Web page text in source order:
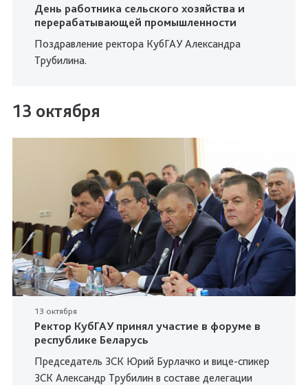
День работника сельского хозяйства и
перерабатывающей промышленности
Поздравление ректора КубГАУ Александра
Трубилина.
13 октября
13 октября
Ректор КубГАУ принял участие в форуме в
республике Беларусь
Председатель ЗСК Юрий Бурлачко и вице-спикер
ЗСК Александр Трубилин в составе делегации